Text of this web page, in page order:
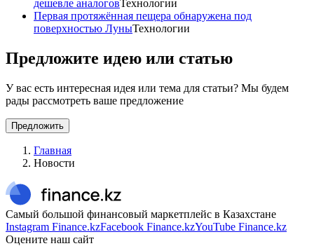
дешевле аналоговТехнологии
Первая протяжённая пещера обнаружена под
поверхностью ЛуныТехнологии
Предложите идею или статью
У вас есть интересная идея или тема для статьи? Мы будем
рады рассмотреть ваше предложение
Предложить
Главная
Новости
Самый большой финансовый маркетплейс в Казахстане
Instagram Finance.kzFacebook Finance.kzYouTube Finance.kz
Оцените наш сайт